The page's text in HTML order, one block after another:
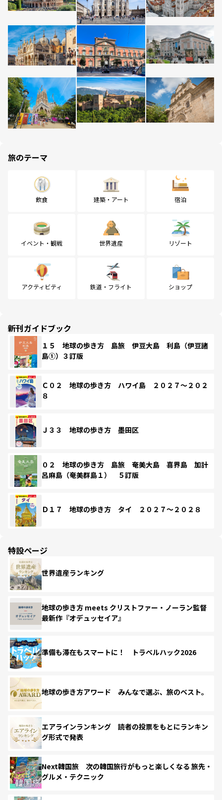
旅のテーマ
飲食 建築・アート 宿泊
イベント・観戦 世界遺産 リゾート
アクティビティ 鉄道・フライト ショップ
新刊ガイドブック
１５ 地球の歩き方 島旅 伊豆大島 利島（伊豆諸
島①）３訂版
Ｃ０２ 地球の歩き方 ハワイ島 ２０２７～２０２
８
Ｊ３３ 地球の歩き方 墨田区
０２ 地球の歩き方 島旅 奄美大島 喜界島 加計
呂麻島（奄美群島１） ５訂版
Ｄ１７ 地球の歩き方 タイ ２０２７～２０２８
特設ページ
世界遺産ランキング
地球の歩き方 meets クリストファー・ノーラン監督
最新作『オデュッセイア』
準備も滞在もスマートに！ トラベルハック2026
地球の歩き方アワード みんなで選ぶ、旅のベスト。
エアラインランキング 読者の投票をもとにランキン
グ形式で発表
Next韓国旅 次の韓国旅行がもっと楽しくなる 旅先・
グルメ・テクニック